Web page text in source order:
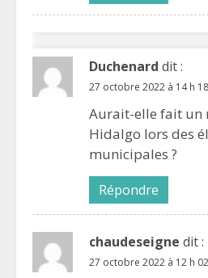
Duchenard dit :
27 octobre 2022 à 14 h
Aurait-elle fait un
Hidalgo lors des
municipales ?
Répondre
chaudeseigne dit :
27 octobre 2022 à 12 h